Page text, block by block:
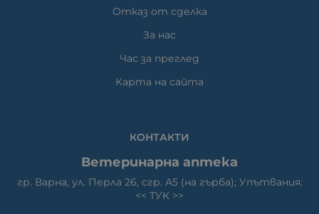
Отказ от сделка
За нас
Час за преглед
Карта на сайта
КОНТАКТИ
Ветеринарна аптека
гр. Варна, ул. Перла 26, сгр. А5 (на гърба); Упътвания:
<< ТУК >>